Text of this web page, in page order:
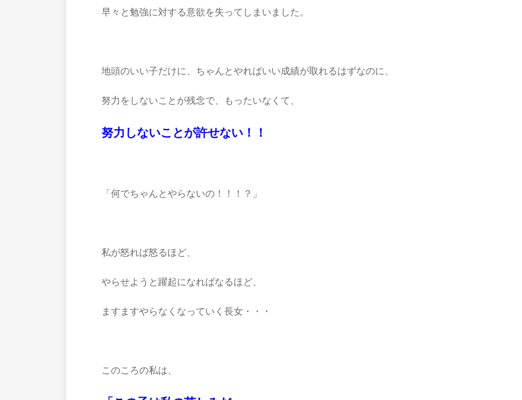
早々と勉強に対する意欲を失ってしまいました。
地頭のいい子だけに、ちゃんとやればいい成績が取れるはずなのに、
努力をしないことが残念で、もったいなくて、
努力しないことが許せない！！
「何でちゃんとやらないの！！！？」
私が怒れば怒るほど、
やらせようと躍起になればなるほど、
ますますやらなくなっていく長女・・・
このころの私は、